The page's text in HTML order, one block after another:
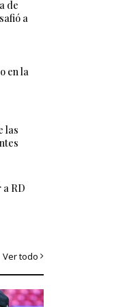
de
a
en la
las
RD
Ver todo